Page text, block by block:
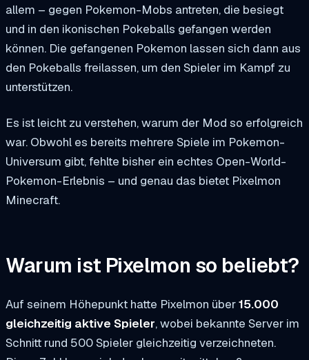
allem – gegen Pokemon-Mobs antreten, die besiegt
und in den ikonischen Pokeballs gefangen werden
können. Die gefangenen Pokemon lassen sich dann aus
den Pokeballs freilassen, um den Spieler im Kampf zu
unterstützen.
Es ist leicht zu verstehen, warum der Mod so erfolgreich
war. Obwohl es bereits mehrere Spiele im Pokemon-
Universum gibt, fehlte bisher ein echtes Open-World-
Pokemon-Erlebnis – und genau das bietet Pixelmon
Minecraft.
Warum ist Pixelmon so beliebt?
Auf seinem Höhepunkt hatte Pixelmon über15.000
gleichzeitig aktive Spieler, wobei bekannte Server im
Schnitt rund 500 Spieler gleichzeitig verzeichneten.